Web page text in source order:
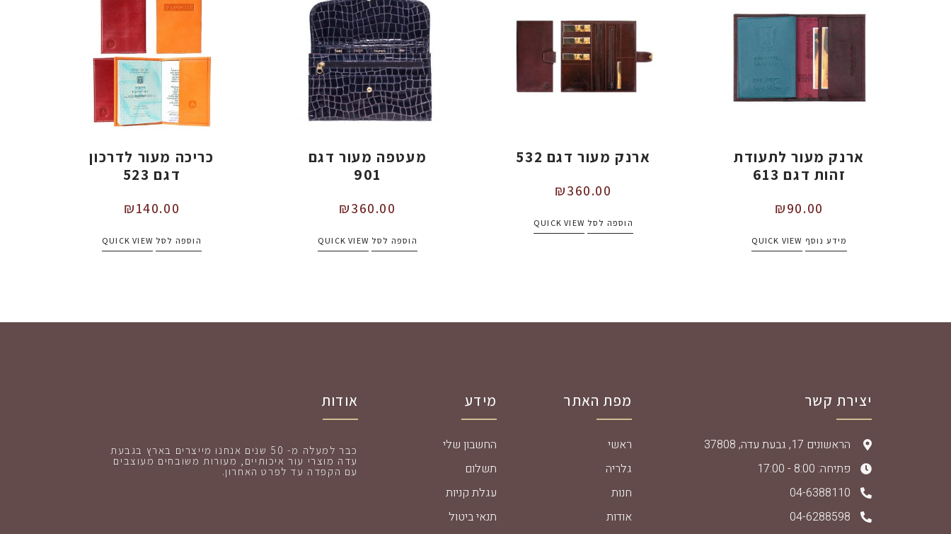
ארנק מעור לתעודת
זהות דגם 613
₪90.00
מידע נוסף QUICK VIEW
ארנק מעור דגם 532
₪360.00
הוספה לסל QUICK VIEW
מעטפה מעור דגם
901
₪360.00
הוספה לסל QUICK VIEW
כריכה מעור לדרכון
דגם 523
₪140.00
הוספה לסל QUICK VIEW
יצירת קשר
הראשונים 17, גבעת עדה, 37808
פתיחה: 8:00 - 17:00
04-6388110
04-6288598
מפת האתר
ראשי
גלריה
חנות
אודות
מידע
החשבון שלי
תשלום
עגלת קניות
תנאי ביטול
אודות
כבר למעלה מ- 50 שנים אנחנו מייצרים בארץ בגבעת
עדה מוצרי עור איכותיים, מעורות משובחים מעוצבים
עם הקפדה עד לפרט האחרון.